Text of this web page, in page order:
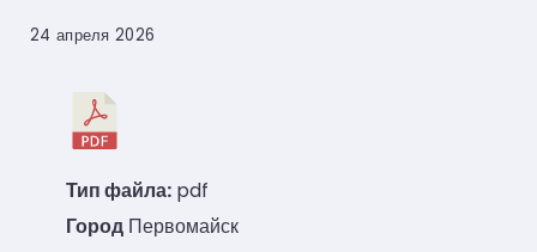
24 апреля 2026
Тип файла: pdf
Город Первомайск